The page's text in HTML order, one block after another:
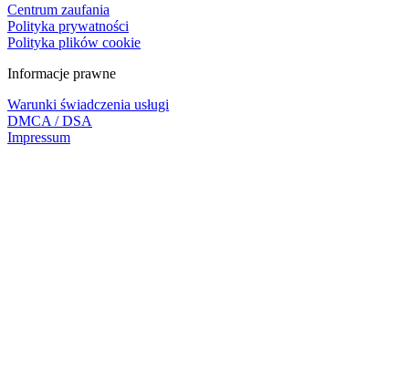
Centrum zaufania
Polityka prywatności
Polityka plików cookie
Informacje prawne
Warunki świadczenia usługi
DMCA / DSA
Impressum